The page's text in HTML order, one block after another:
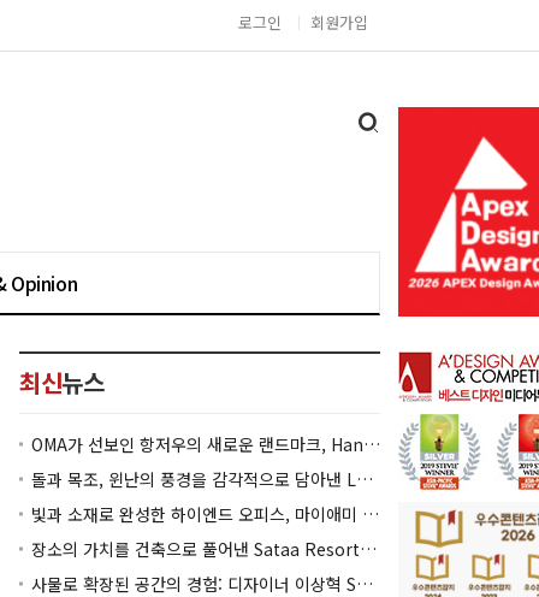
로그인 회원가입
Opinion
최신뉴스
OMA가 선보인 항저우의 새로운 랜드마크, Hangzhou Prism
돌과 목조, 윈난의 풍경을 감각적으로 담아낸 Lan Bistro Yunnan Restaurant
빛과 소재로 완성한 하이엔드 오피스, 마이애미 830 Brickell
장소의 가치를 건축으로 풀어낸 Sataa Resort Nan
사물로 확장된 공간의 경험: 디자이너 이상혁 SANGHYEOK LEE